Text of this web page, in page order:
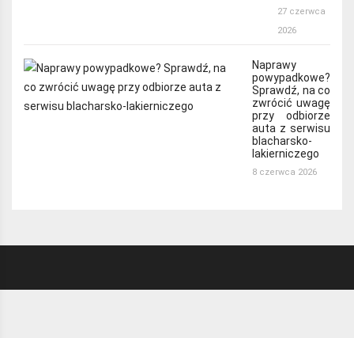
27 czerwca
2026
Naprawy
powypadkowe?
Sprawdź, na co
zwrócić uwagę
przy odbiorze
auta z serwisu
blacharsko-
lakierniczego
8 czerwca 2026